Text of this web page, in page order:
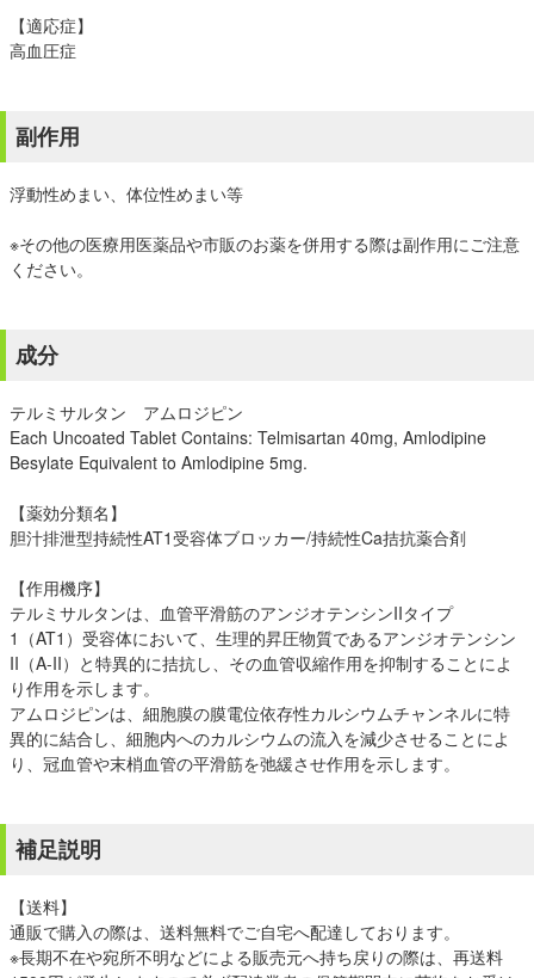
【適応症】
高血圧症
副作用
浮動性めまい、体位性めまい等
※その他の医療用医薬品や市販のお薬を併用する際は副作用にご注意
ください。
成分
テルミサルタン アムロジピン
Each Uncoated Tablet Contains: Telmisartan 40mg, Amlodipine
Besylate Equivalent to Amlodipine 5mg.
【薬効分類名】
胆汁排泄型持続性AT1受容体ブロッカー/持続性Ca拮抗薬合剤
【作用機序】
テルミサルタンは、血管平滑筋のアンジオテンシンIIタイプ
1（AT1）受容体において、生理的昇圧物質であるアンジオテンシン
II（A-II）と特異的に拮抗し、その血管収縮作用を抑制することによ
り作用を示します。
アムロジピンは、細胞膜の膜電位依存性カルシウムチャンネルに特
異的に結合し、細胞内へのカルシウムの流入を減少させることによ
り、冠血管や末梢血管の平滑筋を弛緩させ作用を示します。
補足説明
【送料】
通販で購入の際は、送料無料でご自宅へ配達しております。
※長期不在や宛所不明などによる販売元へ持ち戻りの際は、再送料